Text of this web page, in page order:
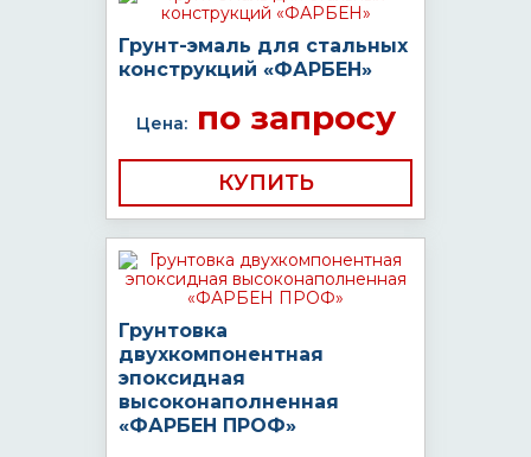
Грунт-эмаль для стальных
конструкций «ФАРБЕН»
Цена:по запросу
КУПИТЬ
Грунтовка
двухкомпонентная
эпоксидная
высоконаполненная
«ФАРБЕН ПРОФ»